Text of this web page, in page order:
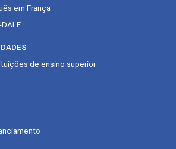
em França
de ensino superior